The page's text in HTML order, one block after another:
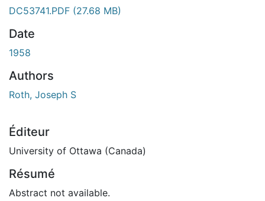
DC53741.PDF (27.68 MB)
Date
1958
Authors
Roth, Joseph S
Éditeur
University of Ottawa (Canada)
Résumé
Abstract not available.